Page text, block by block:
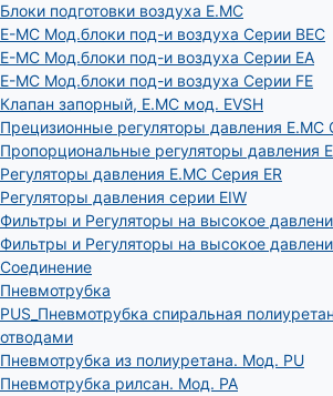
Блоки подготовки воздуха E.MC
E-MC Мод.блоки под-и воздуха Серии BEC
E-MC Мод.блоки под-и воздуха Серии EA
E-MC Мод.блоки под-и воздуха Серии FE
Клапан запорный, E.MC мод. EVSH
Прецизионные регуляторы давления E.MC
Пропорциональные регуляторы давления
Регуляторы давления E.MC Серия ER
Регуляторы давления серии EIW
Фильтры и Регуляторы на высокое
Фильтры и Регуляторы на высокое
Соединение
Пневмотрубка
PUS_Пневмотрубка спиральная
отводами
Пневмотрубка из полиуретана. Мод. РU
Пневмотрубка рилсан. Мод. PA